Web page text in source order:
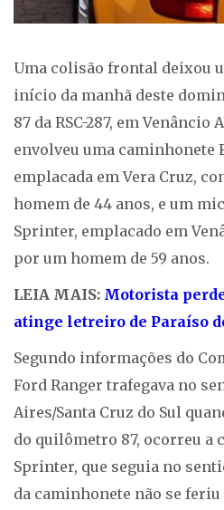
Uma colisão frontal deixou
início da manhã deste
87 da RSC-287, em
envolveu uma caminhonete
emplacada em Vera Cruz,
homem de 44 anos, e um
Sprinter, emplacado em
por um homem de 59 anos.
LEIA MAIS: Motorista
atinge letreiro de Paraíso
Segundo informações do
Ford Ranger trafegava no
Aires/Santa Cruz do Sul
do quilômetro 87, ocorreu a
Sprinter, que seguia no
da caminhonete não se feriu